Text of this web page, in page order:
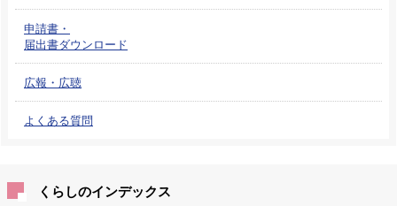
申請書・
届出書ダウンロード
広報・広聴
よくある質問
くらしのインデックス